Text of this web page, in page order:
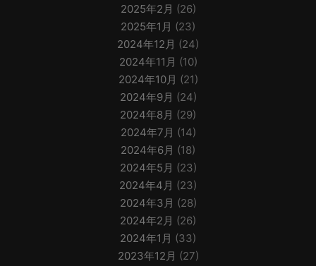
2025年2月 (26)
2025年1月 (23)
2024年12月 (24)
2024年11月 (10)
2024年10月 (21)
2024年9月 (24)
2024年8月 (29)
2024年7月 (14)
2024年6月 (18)
2024年5月 (23)
2024年4月 (23)
2024年3月 (28)
2024年2月 (26)
2024年1月 (33)
2023年12月 (27)